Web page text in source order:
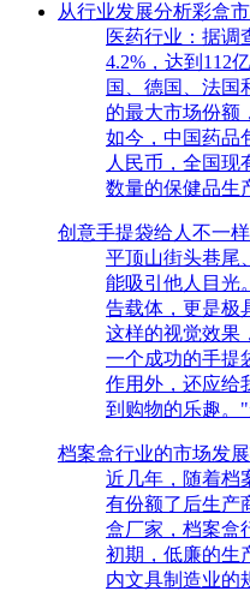
从行业发展分析彩盒
医药行业：据调
4.2%，达到112
国、德国、法国
的最大市场份额
如今，中国药品
人民币，全国现
数量的保健品生
创意手提袋给人不一
平顶山街头巷尾
能吸引他人目光
告载体，更是极
这样的视觉效果
一个成功的手提
作用外，还应给
到购物的乐趣。
档案盒行业的市场发
近几年，随着档
有份额了后生产
盒厂家，档案盒
初期，低廉的生
内文具制造业的